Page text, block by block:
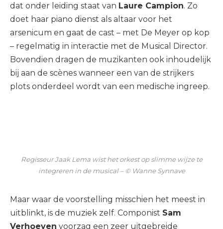
dat onder leiding staat van Laure Campion. Zo
doet haar piano dienst als altaar voor het
arsenicum en gaat de cast – met De Meyer op kop
– regelmatig in interactie met de Musical Director.
Bovendien dragen de muzikanten ook inhoudelijk
bij aan de scènes wanneer een van de strijkers
plots onderdeel wordt van een medische ingreep.
Regisseur Jaak Lema wist het orkest op slimme wijze te
integreren in de musical – © Wanne Synnave
Maar waar de voorstelling misschien het meest in
uitblinkt, is de muziek zelf. Componist Sam
Verhoeven voorzag een zeer uitgebreide